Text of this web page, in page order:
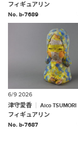
フィギュアリン
No. b-7689
6/9 2026
津守愛香
Aico TSUMORI
フィギュアリン
No. b-7687